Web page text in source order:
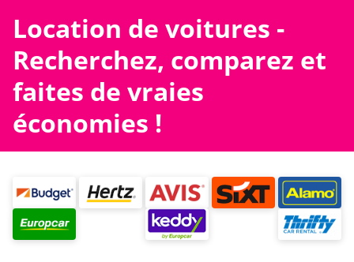
Location de voitures -
Recherchez, comparez et
faites de vraies
économies !